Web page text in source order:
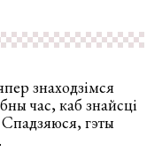
знаходзімся
час, каб знайсці
гэты